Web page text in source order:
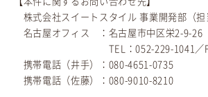
株式会社スイートスタイル 事業開発部（担
名古屋オフィス ：名古屋市中区栄2-9-26
TEL：052-229-1041／FAX：
携帯電話（井手）：080-4651-0735
携帯電話（佐藤）：080-9010-8210